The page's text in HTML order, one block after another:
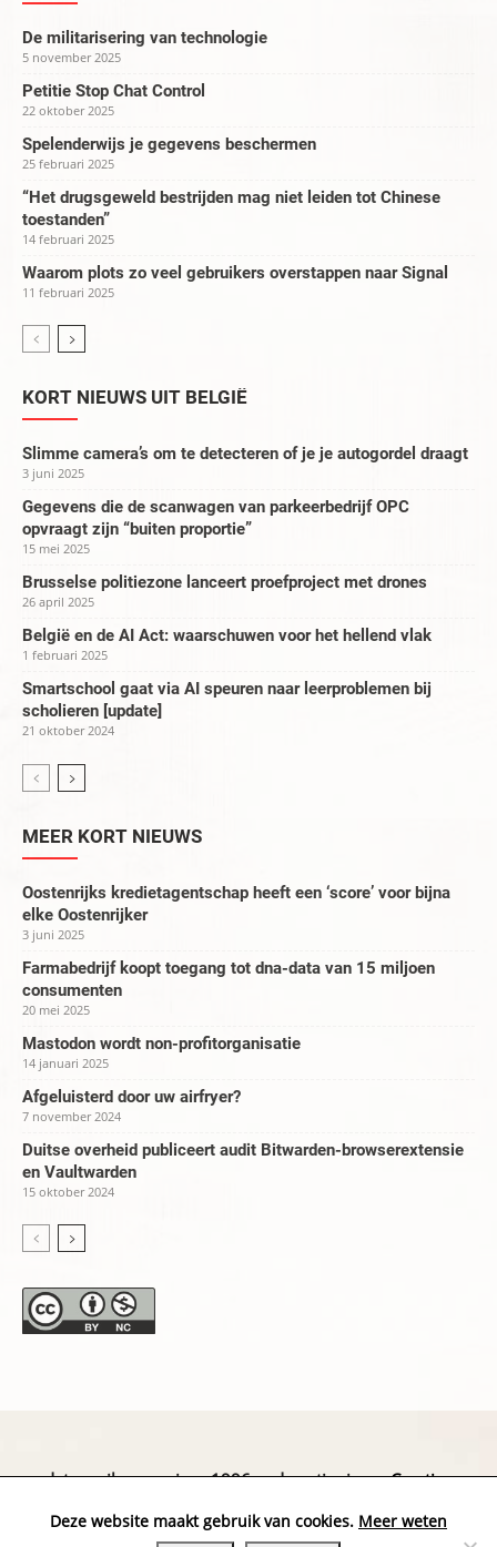
De militarisering van technologie
5 november 2025
Petitie Stop Chat Control
22 oktober 2025
Spelenderwijs je gegevens beschermen
25 februari 2025
“Het drugsgeweld bestrijden mag niet leiden tot Chinese
toestanden”
14 februari 2025
Waarom plots zo veel gebruikers overstappen naar Signal
11 februari 2025
KORT NIEUWS UIT BELGIË
Slimme camera’s om te detecteren of je je autogordel draagt
3 juni 2025
Gegevens die de scanwagen van parkeerbedrijf OPC
opvraagt zijn “buiten proportie”
15 mei 2025
Brusselse politiezone lanceert proefproject met drones
26 april 2025
België en de AI Act: waarschuwen voor het hellend vlak
1 februari 2025
Smartschool gaat via AI speuren naar leerproblemen bij
scholieren [update]
21 oktober 2024
MEER KORT NIEUWS
Oostenrijks kredietagentschap heeft een ‘score’ voor bijna
elke Oostenrijker
3 juni 2025
Farmabedrijf koopt toegang tot dna-data van 15 miljoen
consumenten
20 mei 2025
Mastodon wordt non-profitorganisatie
14 januari 2025
Afgeluisterd door uw airfryer?
7 november 2024
Duitse overheid publiceert audit Bitwarden-browserextensie
en Vaultwarden
15 oktober 2024
datapanik.org – since 1996 and continuing »Creative
Deze website maakt gebruik van cookies. Meer weten